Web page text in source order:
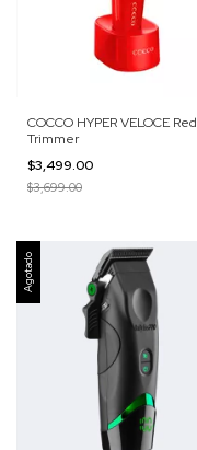
COCCO HYPER VELOCE Red
Trimmer
$3,499.00
$3,699.00
Agotado